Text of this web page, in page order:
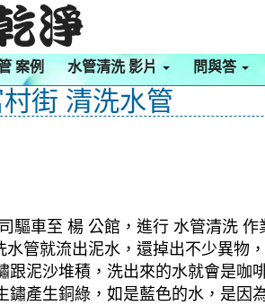
案例 水管清洗 影片 問與答
街 清洗水管
驅車至 楊 公館，進行 水管清洗
管就流出泥水，還掉出不少異物
跟泥沙堆積，洗出來的水就會是
產生銅綠，如是藍色的水，是